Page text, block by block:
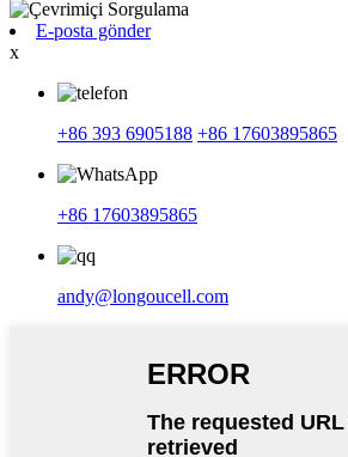
E-posta gönder
x
+86 393 6905188 +86 17603895865
+86 17603895865
andy@longoucell.com